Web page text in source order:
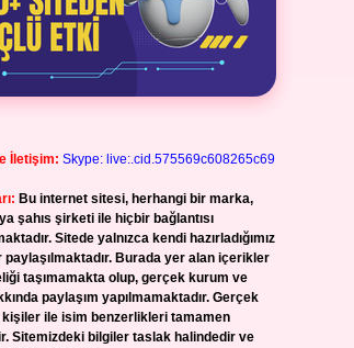
İletişim: Skype: live:.cid.575569c608265c69
Bu internet sitesi, herhangi bir marka,
şahıs şirketi ile hiçbir bağlantısı
Sitede yalnızca kendi hazırladığımız
paylaşılmaktadır. Burada yer alan içerikler
taşımamakta olup, gerçek kurum ve
paylaşım yapılmamaktadır. Gerçek
kişiler ile isim benzerlikleri tamamen
Sitemizdeki bilgiler taslak halindedir ve